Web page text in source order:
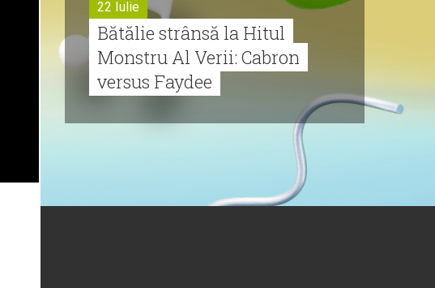
22 Iulie
Bătălie strânsă la Hitul
Monstru Al Verii: Cabron
versus Faydee
Monstru al Verii